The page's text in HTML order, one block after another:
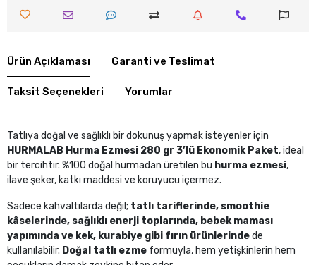
Ürün Açıklaması Garanti ve Teslimat
Taksit Seçenekleri Yorumlar
Tatlıya doğal ve sağlıklı bir dokunuş yapmak isteyenler için
HURMALAB Hurma Ezmesi 280 gr 3’lü Ekonomik Paket, ideal
bir tercihtir. %100 doğal hurmadan üretilen bu hurma ezmesi,
ilave şeker, katkı maddesi ve koruyucu içermez.
Sadece kahvaltılarda değil; tatlı tariflerinde, smoothie
kâselerinde, sağlıklı enerji toplarında, bebek maması
yapımında ve kek, kurabiye gibi fırın ürünlerindede
kullanılabilir. Doğal tatlı ezme formuyla, hem yetişkinlerin hem